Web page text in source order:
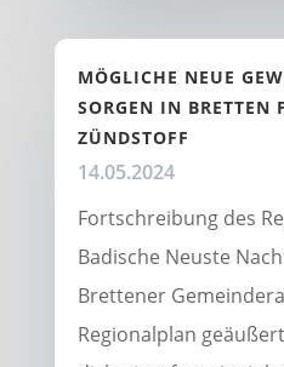
MÖGLICHE NEUE
SORGEN IN BRETTEN
ZÜNDSTOFF
14.05.2024
Fortschreibung des
Badische Neuste
Brettener
Regionalplan